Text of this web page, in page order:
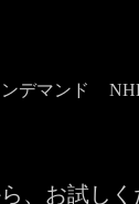
デマンド
、お試し